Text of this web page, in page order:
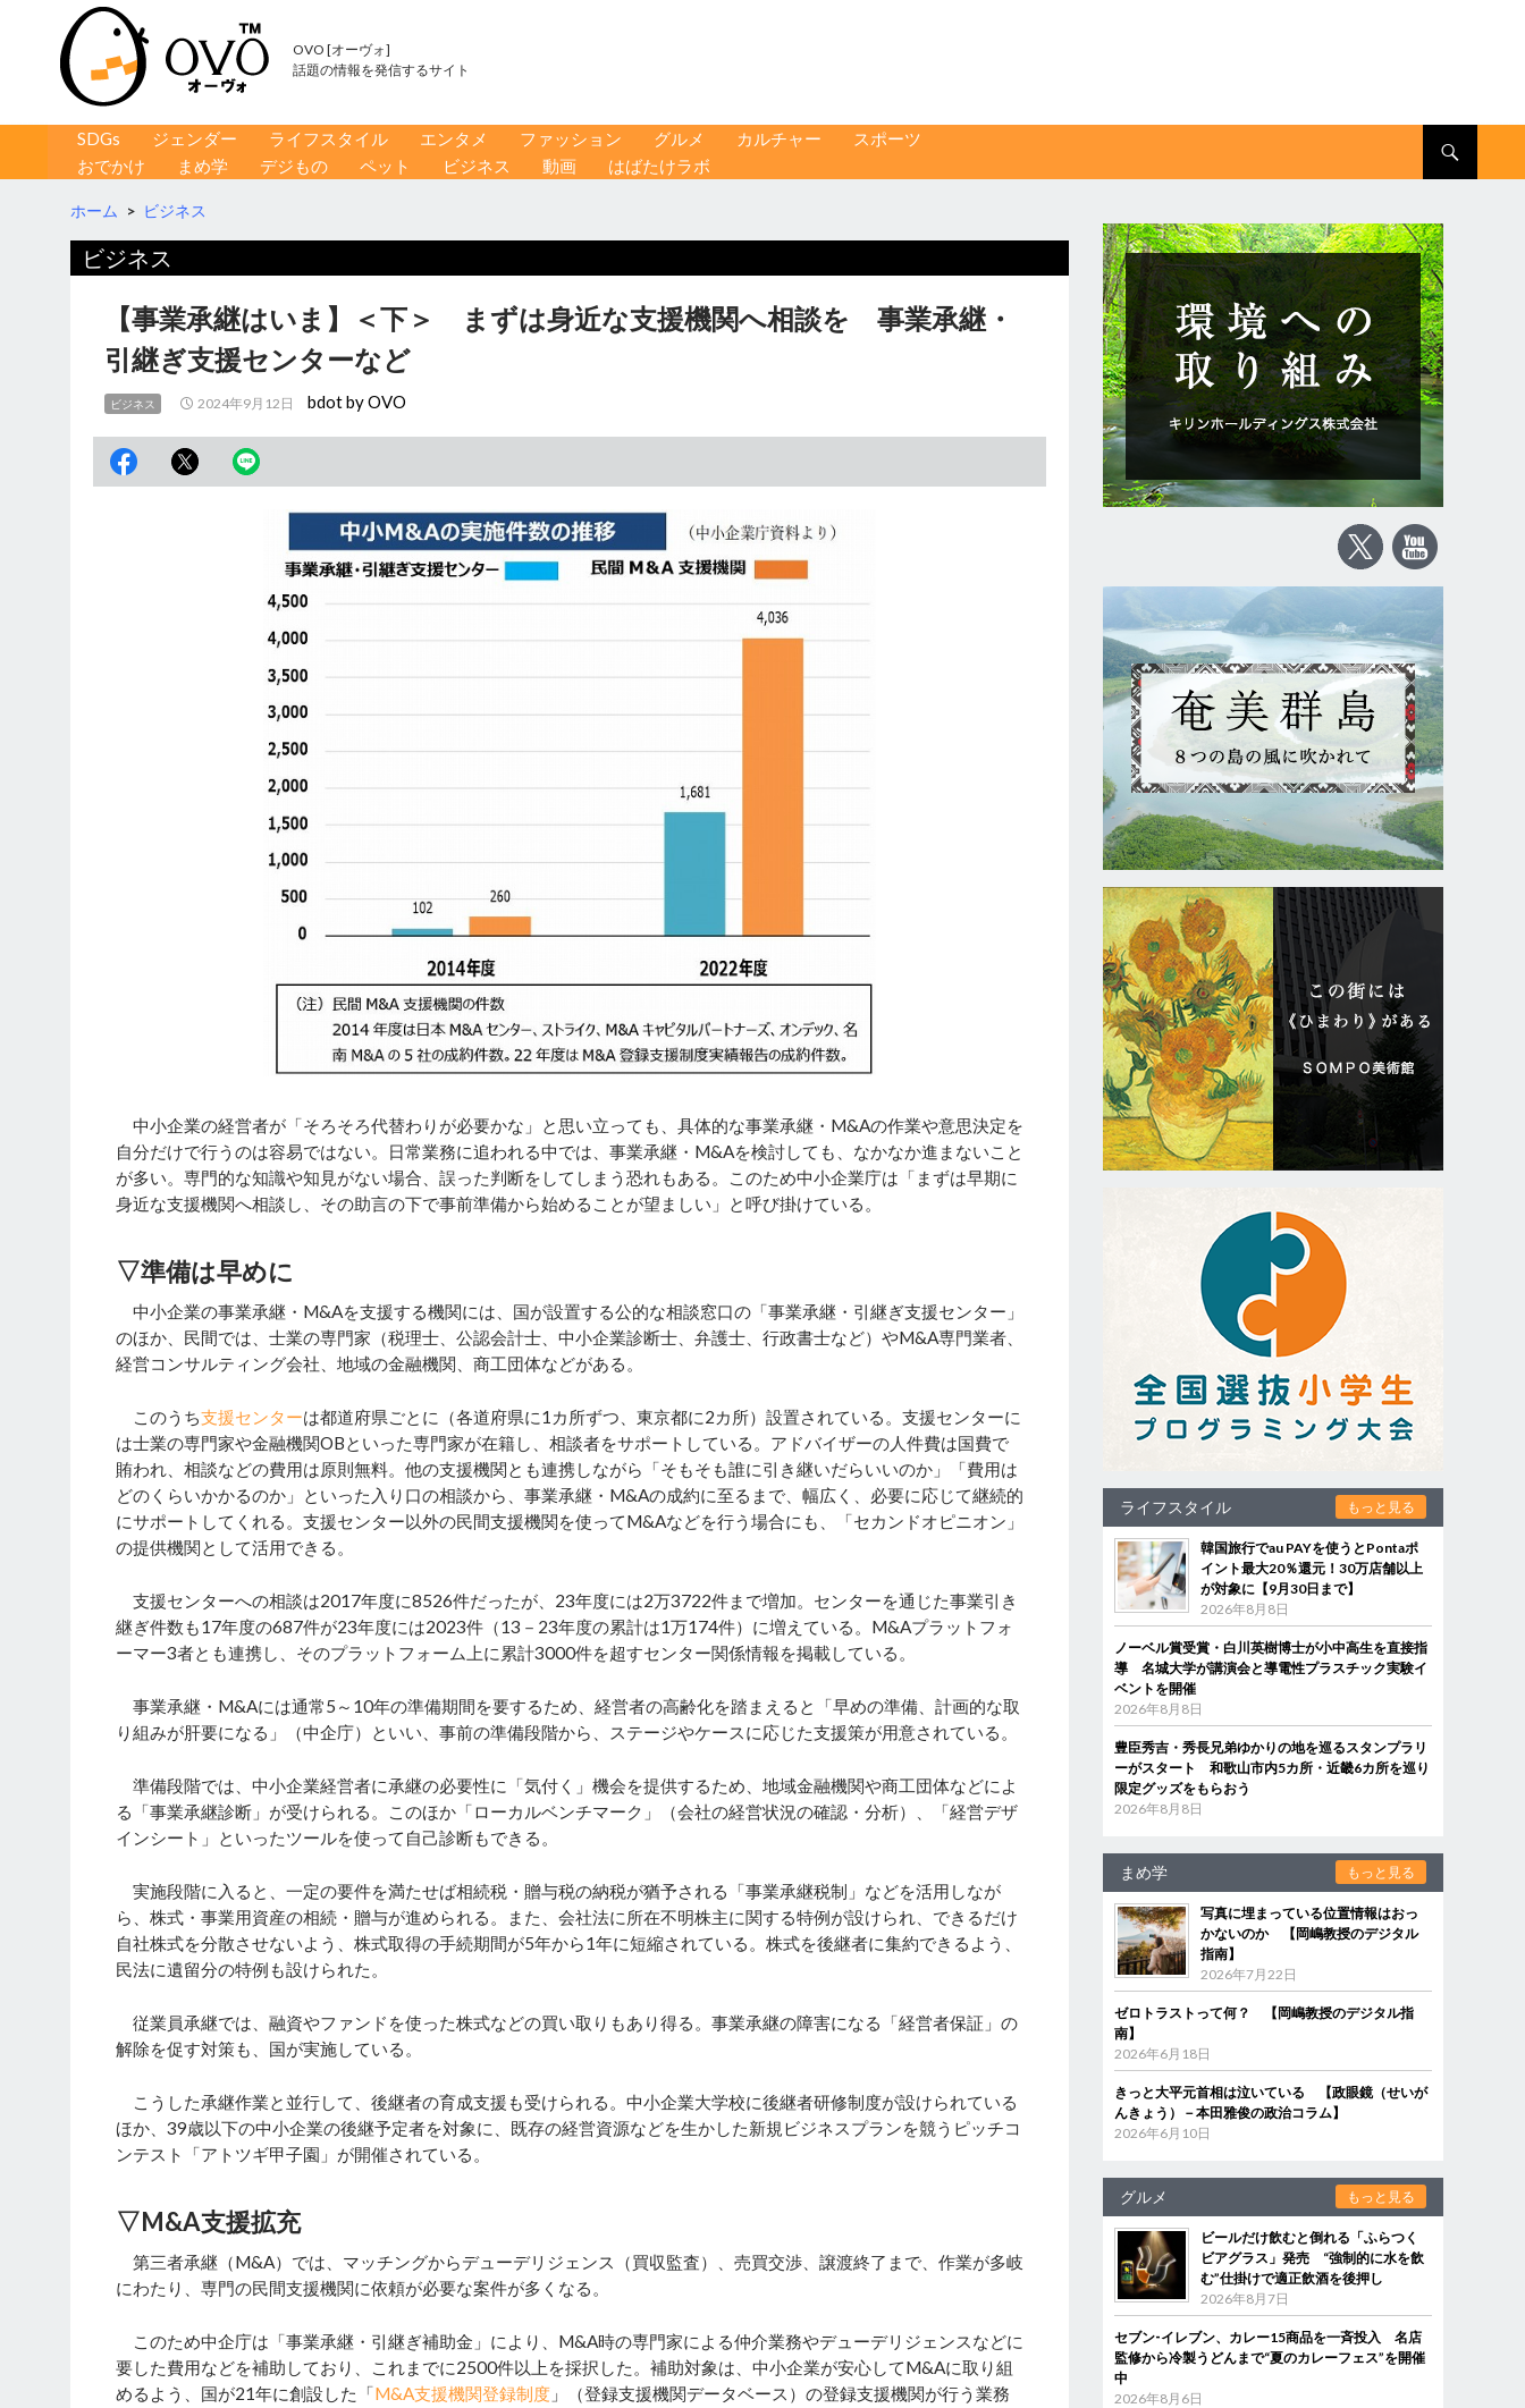
OVO [オーヴォ]
話題の情報を発信するサイト
コンテンツへ移動
SDGs ジェンダー ライフスタイル エンタメ ファッション グルメ カルチャー
スポーツ
おでかけ
まめ学 デジもの ペット ビジネス 動画 はばたけラボ
ホーム > ビジネス
ビジネス
【事業承継はいま】＜下＞ まずは身近な支援機関へ相談を 事業承継・
引継ぎ支援センターなど
ビジネス 2024年9月12日 bdot by OVO
中小企業の経営者が「そろそろ代替わりが必要かな」と思い立っても、具体的な事業承継・M&Aの作業や意思決定を
自分だけで行うのは容易ではない。日常業務に追われる中では、事業承継・M&Aを検討しても、なかなか進まないこと
が多い。専門的な知識や知見がない場合、誤った判断をしてしまう恐れもある。このため中小企業庁は「まずは早期に
身近な支援機関へ相談し、その助言の下で事前準備から始めることが望ましい」と呼び掛けている。
▽準備は早めに
中小企業の事業承継・M&Aを支援する機関には、国が設置する公的な相談窓口の「事業承継・引継ぎ支援センター」
のほか、民間では、士業の専門家（税理士、公認会計士、中小企業診断士、弁護士、行政書士など）やM&A専門業者、
経営コンサルティング会社、地域の金融機関、商工団体などがある。
このうち支援センターは都道府県ごとに（各道府県に1カ所ずつ、東京都に2カ所）設置されている。支援センターに
は士業の専門家や金融機関OBといった専門家が在籍し、相談者をサポートしている。アドバイザーの人件費は国費で
賄われ、相談などの費用は原則無料。他の支援機関とも連携しながら「そもそも誰に引き継いだらいいのか」「費用は
どのくらいかかるのか」といった入り口の相談から、事業承継・M&Aの成約に至るまで、幅広く、必要に応じて継続的
にサポートしてくれる。支援センター以外の民間支援機関を使ってM&Aなどを行う場合にも、「セカンドオピニオン」
の提供機関として活用できる。
支援センターへの相談は2017年度に8526件だったが、23年度には2万3722件まで増加。センターを通じた事業引き
継ぎ件数も17年度の687件が23年度には2023件（13－23年度の累計は1万174件）に増えている。M&Aプラットフォ
ーマー3者とも連携し、そのプラットフォーム上に累計3000件を超すセンター関係情報を掲載している。
事業承継・M&Aには通常5～10年の準備期間を要するため、経営者の高齢化を踏まえると「早めの準備、計画的な取
り組みが肝要になる」（中企庁）といい、事前の準備段階から、ステージやケースに応じた支援策が用意されている。
準備段階では、中小企業経営者に承継の必要性に「気付く」機会を提供するため、地域金融機関や商工団体などによ
る「事業承継診断」が受けられる。このほか「ローカルベンチマーク」（会社の経営状況の確認・分析）、「経営デザ
インシート」といったツールを使って自己診断もできる。
実施段階に入ると、一定の要件を満たせば相続税・贈与税の納税が猶予される「事業承継税制」などを活用しなが
ら、株式・事業用資産の相続・贈与が進められる。また、会社法に所在不明株主に関する特例が設けられ、できるだけ
自社株式を分散させないよう、株式取得の手続期間が5年から1年に短縮されている。株式を後継者に集約できるよう、
民法に遺留分の特例も設けられた。
従業員承継では、融資やファンドを使った株式などの買い取りもあり得る。事業承継の障害になる「経営者保証」の
解除を促す対策も、国が実施している。
こうした承継作業と並行して、後継者の育成支援も受けられる。中小企業大学校に後継者研修制度が設けられている
ほか、39歳以下の中小企業の後継予定者を対象に、既存の経営資源などを生かした新規ビジネスプランを競うピッチコ
ンテスト「アトツギ甲子園」が開催されている。
▽M&A支援拡充
第三者承継（M&A）では、マッチングからデューデリジェンス（買収監査）、売買交渉、譲渡終了まで、作業が多岐
にわたり、専門の民間支援機関に依頼が必要な案件が多くなる。
このため中企庁は「事業承継・引継ぎ補助金」により、M&A時の専門家による仲介業務やデューデリジェンスなどに
要した費用などを補助しており、これまでに2500件以上を採択した。補助対象は、中小企業が安心してM&Aに取り組
めるよう、国が21年に創設した「M&A支援機関登録制度 」（登録支援機関データベース）の登録支援機関が行う業務
ライフスタイル もっと見る
韓国旅行でau PAYを使うとPontaポ
イント最大20％還元！30万店舗以上
が対象に【9月30日まで】
2026年8月8日
ノーベル賞受賞・白川英樹博士が小中高生を直接指
導 名城大学が講演会と導電性プラスチック実験イ
ベントを開催
2026年8月8日
豊臣秀吉・秀長兄弟ゆかりの地を巡るスタンプラリ
ーがスタート 和歌山市内5カ所・近畿6カ所を巡り
限定グッズをもらおう
2026年8月8日
まめ学 もっと見る
写真に埋まっている位置情報はおっ
かないのか 【岡嶋教授のデジタル
指南】
2026年7月22日
ゼロトラストって何？ 【岡嶋教授のデジタル指
南】
2026年6月18日
きっと大平元首相は泣いている 【政眼鏡（せいが
んきょう）－本田雅俊の政治コラム】
2026年6月10日
グルメ もっと見る
ビールだけ飲むと倒れる「ふらつく
ビアグラス」発売 “強制的に水を飲
む”仕掛けで適正飲酒を後押し
2026年8月7日
セブン‐イレブン、カレー15商品を一斉投入 名店
監修から冷製うどんまで“夏のカレーフェス”を開催
中
2026年8月6日